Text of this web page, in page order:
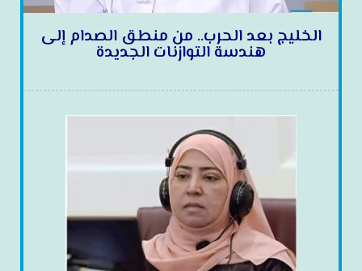
الخليج بعد الحرب.. من منطق الصدام إلى
هندسة التوازنات الجديدة